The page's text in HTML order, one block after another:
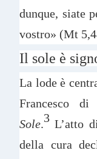
dunque, siate
vostro» (Mt
Il sole è
La lode è
Francesco
Sole.3 L’atto
della cura